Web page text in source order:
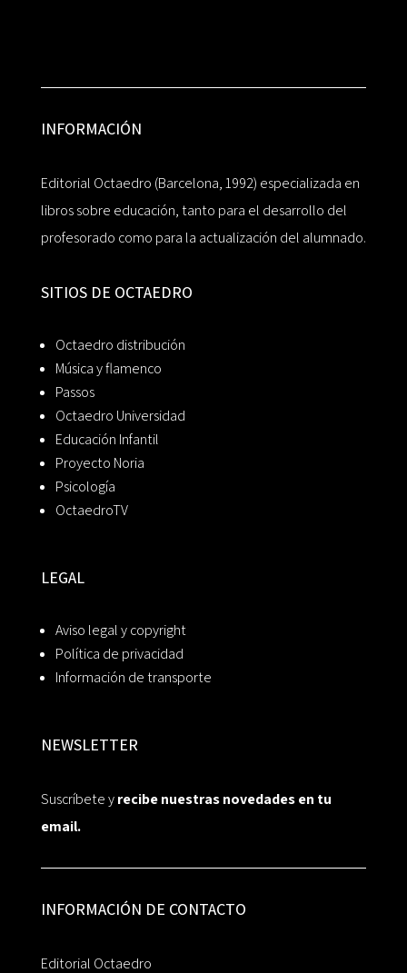
INFORMACIÓN
Editorial Octaedro (Barcelona, 1992) especializada en
libros sobre educación, tanto para el desarrollo del
profesorado como para la actualización del alumnado.
SITIOS DE OCTAEDRO
Octaedro distribución
Música y flamenco
Passos
Octaedro Universidad
Educación Infantil
Proyecto Noria
Psicología
OctaedroTV
LEGAL
Aviso legal y copyright
Política de privacidad
Información de transporte
NEWSLETTER
Suscríbete yrecibe nuestras novedades en tu
email.
INFORMACIÓN DE CONTACTO
Editorial Octaedro